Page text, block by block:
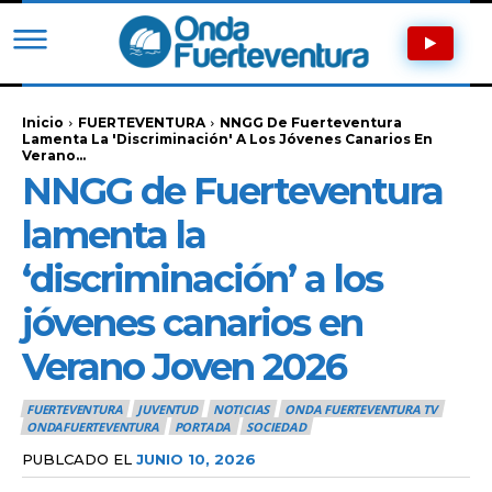
Inicio FUERTEVENTURA
NNGG De Fuerteventura
Lamenta La 'discriminación' A Los Jóvenes Canarios En
Verano...
NNGG de Fuerteventura
lamenta la
‘discriminación’ a los
jóvenes canarios en
Verano Joven 2026
FUERTEVENTURA JUVENTUD NOTICIAS
ONDA FUERTEVENTURA TV
ONDAFUERTEVENTURA
PORTADA SOCIEDAD
PUBLCADO EL JUNIO 10, 2026